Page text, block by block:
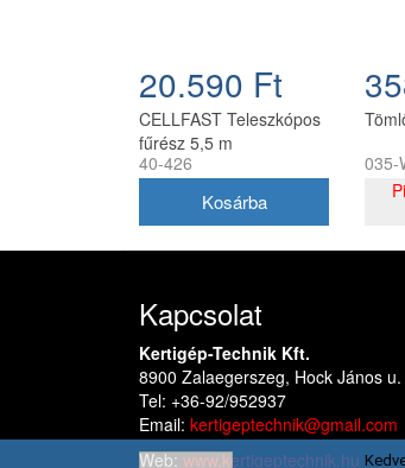
20.590 Ft
CELLFAST Teleszkópos
fűrész 5,5 m
40-426
035-
Kapcsolat
Kertigép-Technik Kft.
8900 Zalaegerszeg, Hock János u.
Tel: +36-92/952937
Email: kertigeptechnik@gmail.com
Web:www.kertigeptechnik.hu